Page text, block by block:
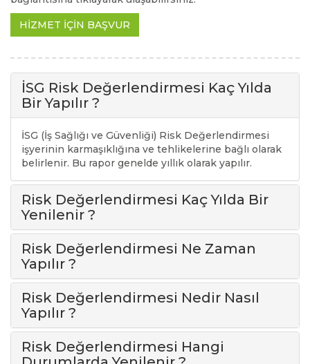
HİZMET İÇİN BAŞVUR
İSG Risk Değerlendirmesi Kaç Yılda
Bir Yapılır ?
İSG (İş Sağlığı ve Güvenliği) Risk Değerlendirmesi
işyerinin karmaşıklığına ve tehlikelerine bağlı olarak
belirlenir. Bu rapor genelde yıllık olarak yapılır.
Risk Değerlendirmesi Kaç Yılda Bir
Yenilenir ?
Risk Değerlendirmesi Ne Zaman
Yapılır ?
Risk Değerlendirmesi Nedir Nasıl
Yapılır ?
Risk Değerlendirmesi Hangi